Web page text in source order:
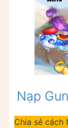
Nạp
Chia sẻ cách